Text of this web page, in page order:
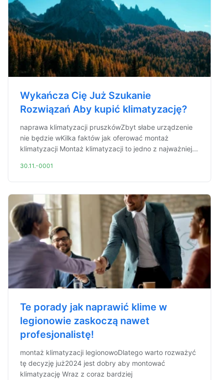
Wykańcza Cię Już Szukanie
Rozwiązań Aby kupić klimatyzację?
naprawa klimatyzacji pruszkówZbyt słabe urządzenie
nie będzie wKilka faktów jak oferować montaż
klimatyzacji Montaż klimatyzacji to jedno z najważniej...
30.11.-0001
Te porady jak naprawić klime w
legionowie zaskoczą nawet
profesjonalistę!
montaż klimatyzacji legionowoDlatego warto rozważyć
tę decyzję już2024 jest dobry aby montować
klimatyzację Wraz z coraz bardziej